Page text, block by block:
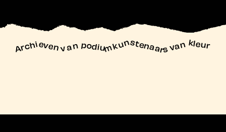
Archievenvan podiumkunstenaars van kleur